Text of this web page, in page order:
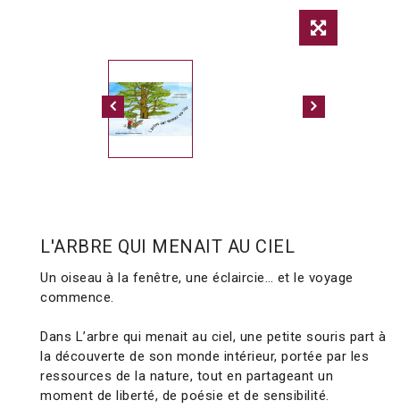
L'ARBRE QUI MENAIT AU CIEL
Un oiseau à la fenêtre, une éclaircie… et le voyage
commence.
Dans L’arbre qui menait au ciel, une petite souris part à
la découverte de son monde intérieur, portée par les
ressources de la nature, tout en partageant un
moment de liberté, de poésie et de sensibilité.